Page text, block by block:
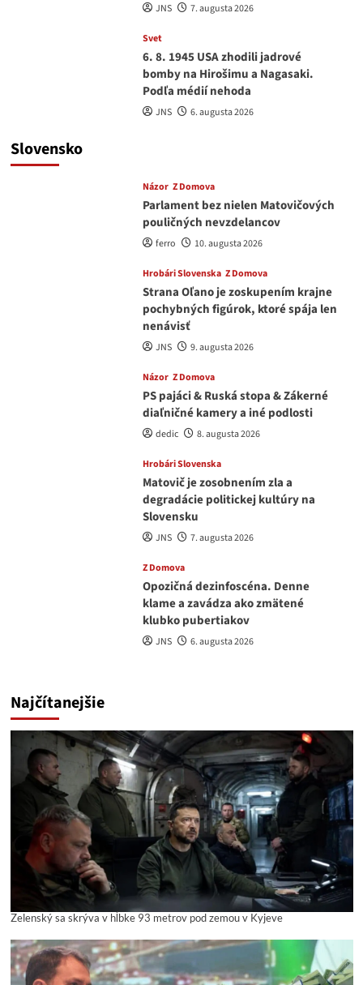
JNS 7. augusta 2026
Svet
6. 8. 1945 USA zhodili jadrové
bomby na Hirošimu a Nagasaki.
Podľa médií nehoda
JNS 6. augusta 2026
Slovensko
Názor Z Domova
Parlament bez nielen Matovičových
pouličných nevzdelancov
ferro 10. augusta 2026
Hrobári Slovenska Z Domova
Strana Oľano je zoskupením krajne
pochybných figúrok, ktoré spája len
nenávisť
JNS 9. augusta 2026
Názor Z Domova
PS pajáci & Ruská stopa & Zákerné
diaľničné kamery a iné podlosti
dedic 8. augusta 2026
Hrobári Slovenska
Matovič je zosobnením zla a
degradácie politickej kultúry na
Slovensku
JNS 7. augusta 2026
Z Domova
Opozičná dezinfoscéna. Denne
klame a zavádza ako zmätené
klubko pubertiakov
JNS 6. augusta 2026
Najčítanejšie
Zelenský sa skrýva v hĺbke 93 metrov pod zemou v Kyjeve